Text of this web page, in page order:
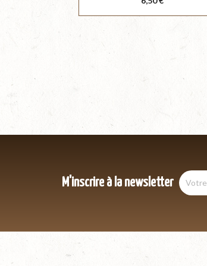
M'inscrire à la newsletter